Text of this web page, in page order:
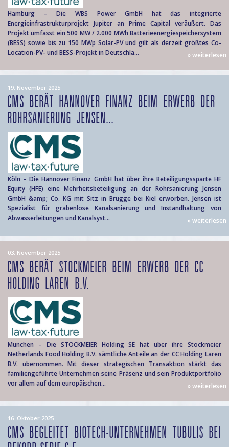
Hamburg – Die WBS Power GmbH hat das integrierte
Energieinfrastrukturprojekt Jupiter an Prime Capital veräußert. Das
Projekt umfasst ein 500 MW / 2.000 MWh Batterieenergiespeichersystem
(BESS) sowie bis zu 150 MWp Solar-PV und gilt als derzeit größtes Co-
Location-PV- und BESS-Projekt in Deutschla...
» weiterlesen
19. November 2025
CMS BERÄT HANNOVER FINANZ BEIM ERWERB DER
ROHRSANIERUNG JENSEN...
Köln – Die Hannover Finanz GmbH hat über ihre Beteiligungssparte HF
Equity (HFE) eine Mehrheitsbeteiligung an der Rohrsanierung Jensen
GmbH &amp; Co. KG mit Sitz in Brügge bei Kiel erworben. Jensen ist
Spezialist für grabenlose Kanalsanierung und Instandhaltung von
Abwasserleitungen und Kanalsyst...
» weiterlesen
03. November 2025
CMS BERÄT STOCKMEIER BEIM ERWERB DER CC
HOLDING LAREN B.V.
München – Die STOCKMEIER Holding SE hat über ihre Stockmeier
Netherlands Food Holding B.V. sämtliche Anteile an der CC Holding Laren
B.V. übernommen. Mit dieser strategischen Transaktion stärkt das
familiengeführte Unternehmen seine Präsenz und sein Produktportfolio
vor allem auf dem europäischen...
» weiterlesen
16. Oktober 2025
CMS BEGLEITET BIOTECH-UNTERNEHMEN TUBULIS BEI